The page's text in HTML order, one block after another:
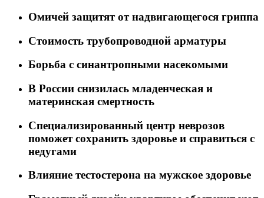
Омичей защитят от надвигающегося гриппа
Стоимость трубопроводной арматуры
Борьба с синантропными насекомыми
В России снизилась младенческая и
материнская смертность
Специализированный центр неврозов
поможет сохранить здоровье и справиться с
недугами
Влияние тестостерона на мужское здоровье